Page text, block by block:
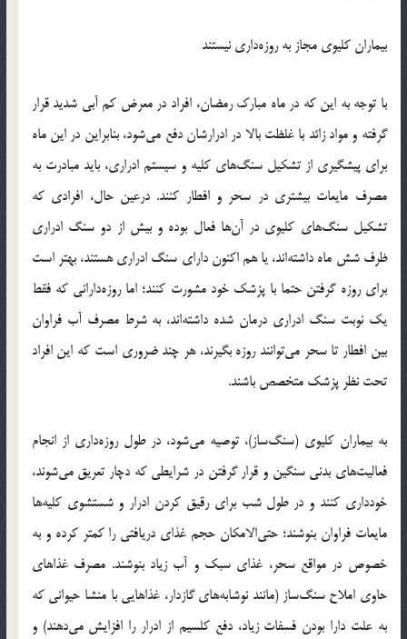
بیماران کلیوی مجاز به روزه‌داری نیستند
با توجه به این که در ماه مبارک رمضان، افراد در معرض کم آبی شدید قرار
گرفته و مواد زائد با غلظت بالا در ادرارشان دفع می‌شود، بنابراین در این ماه
برای پیشگیری از تشکیل سنگ‌های کلیه و سیستم ادراری، باید مبادرت به
مصرف مایعات بیشتری در سحر و افطار کنند. درعین حال، افرادی که
تشکیل سنگ‌های کلیوی در آن‌ها فعال بوده و بیش از دو سنگ ادراری
ظرف شش ماه داشته‌اند، یا هم اکنون دارای سنگ ادراری هستند، بهتر است
برای روزه گرفتن حتما با پزشک خود مشورت کنند؛ اما روزه‌دارانی که فقط
یک نوبت سنگ ادراری درمان شده داشته‌اند، به شرط مصرف آب فراوان
بین افطار تا سحر می‌توانند روزه بگیرند، هر چند ضروری است که این افراد
تحت نظر پزشک متخصص باشند.
به بیماران کلیوی (سنگ‌ساز)، توصیه می‌شود، در طول روزه‌داری از انجام
فعالیت‌های بدنی سنگین و قرار گرفتن در شرایطی که دچار تعریق می‌شوند،
خودداری کنند و در طول شب برای رقیق کردن ادرار و شستشوی کلیه‌ها
مایعات فراوان بنوشند؛ حتی‌الامکان حجم غذای دریافتی را کمتر کرده و به
خصوص در مواقع سحر، غذای سبک و آب زیاد بنوشند. مصرف غذاهای
حاوی املاح سنگ‌ساز (مانند نوشابه‌های گازدار، غذاهایی با منشا حیوانی که
به علت دارا بودن فسفات زیاد، دفع کلسیم از ادرار را افزایش می‌دهند) و